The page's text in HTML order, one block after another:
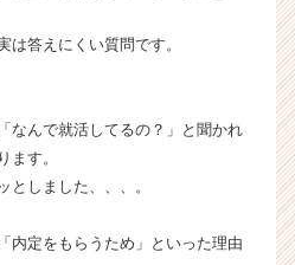
は答えにくい質問です。
なんで就活してるの？」と聞かれ
ます。
としました、、、。
内定をもらうため」といった理由